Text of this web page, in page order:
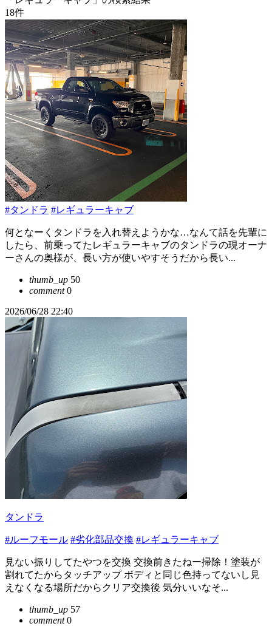
18件
#タンドラ #レギュラーキャブ
何となーくタンドラを入れ替えようかな…なんて話を先輩に
したら、前乗ってたレギュラーキャブのタンドラの現オーナ
ーさんの奥様が、長い方が使いやすそうだから長い...
thumb_up 50
comment0
2026/06/28 22:40
タンドラ
#ルーフモール #劣化部品交換 #レギュラーキャブ
見ない振りしてたやつを交換 交換前きたねー掃除！塗装が
割れてたからタッチアップ ボディと同じ色持ってないし見
えなくなる場所だからクリア交換後 気分いいなそ...
thumb_up 57
comment0